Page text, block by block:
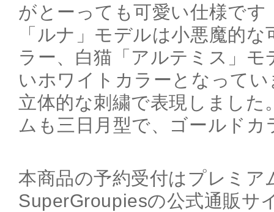
がとーっても可愛い仕様です
「ルナ」モデルは小悪魔的
ラー、白猫「アルテミス」
いホワイトカラーとなって
立体的な刺繍で表現しました
ムも三日月型で、ゴールドカ
本商品の予約受付はプレミア
SuperGroupiesの公式通販サ